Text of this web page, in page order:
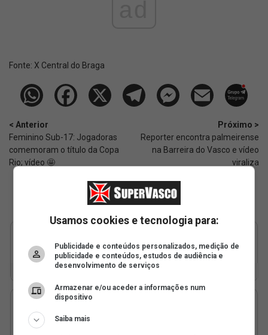
Fonte: X Central do Braga
< Anterior
Feminino Sub-17: Jogadoras
comemoram o título da Copa
Rio; vídeo 🤩
Próximo >
Reporter encontra palmeirense
na Barreira do Vasco e vídeo
viraliza
Usamos cookies e tecnologia para:
Publicidade e conteúdos personalizados, medição de
publicidade e conteúdos, estudos de audiência e
desenvolvimento de serviços
Armazenar e/ou aceder a informações num
dispositivo
Saiba mais